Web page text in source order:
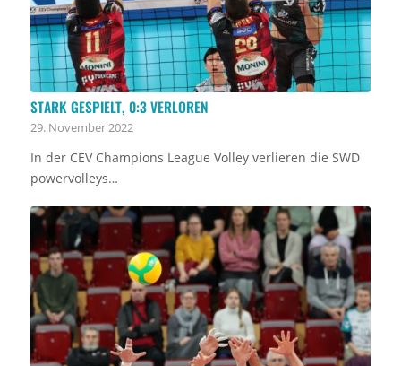
STARK GESPIELT, 0:3 VERLOREN
29. November 2022
In der CEV Champions League Volley verlieren die SWD
powervolleys…